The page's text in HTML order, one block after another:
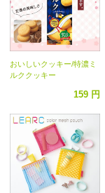
おいしいクッキー/特濃ミ
ルククッキー
159 円